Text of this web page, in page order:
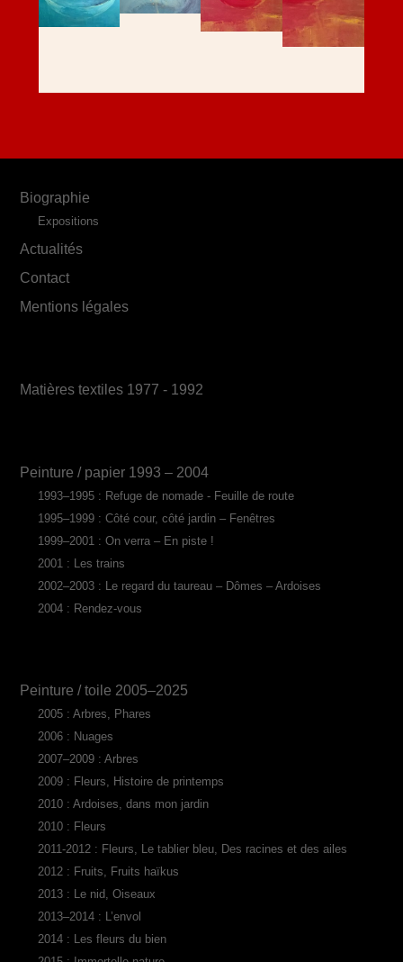
Biographie
Expositions
Actualités
Contact
Mentions légales
Matières textiles 1977 - 1992
Peinture / papier 1993 – 2004
1993–1995 : Refuge de nomade - Feuille de route
1995–1999 : Côté cour, côté jardin – Fenêtres
1999–2001 : On verra – En piste !
2001 : Les trains
2002–2003 : Le regard du taureau – Dômes – Ardoises
2004 : Rendez-vous
Peinture / toile 2005–2025
2005 : Arbres, Phares
2006 : Nuages
2007–2009 : Arbres
2009 : Fleurs, Histoire de printemps
2010 : Ardoises, dans mon jardin
2010 : Fleurs
2011-2012 : Fleurs, Le tablier bleu, Des racines et des ailes
2012 : Fruits, Fruits haïkus
2013 : Le nid, Oiseaux
2013–2014 : L’envol
2014 : Les fleurs du bien